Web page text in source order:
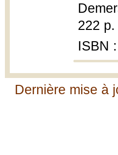
222
ISBN
Dernière mise à